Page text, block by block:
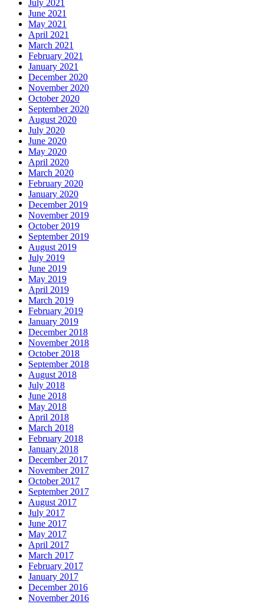
July 2021
June 2021
May 2021
April 2021
March 2021
February 2021
January 2021
December 2020
November 2020
October 2020
September 2020
August 2020
July 2020
June 2020
May 2020
April 2020
March 2020
February 2020
January 2020
December 2019
November 2019
October 2019
September 2019
August 2019
July 2019
June 2019
May 2019
April 2019
March 2019
February 2019
January 2019
December 2018
November 2018
October 2018
September 2018
August 2018
July 2018
June 2018
May 2018
April 2018
March 2018
February 2018
January 2018
December 2017
November 2017
October 2017
September 2017
August 2017
July 2017
June 2017
May 2017
April 2017
March 2017
February 2017
January 2017
December 2016
November 2016